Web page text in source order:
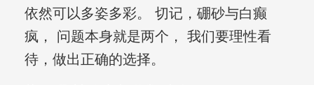
依然可以多姿多彩。 切记，硼砂与白癫
疯， 问题本身就是两个， 我们要理性看
待，做出正确的选择。